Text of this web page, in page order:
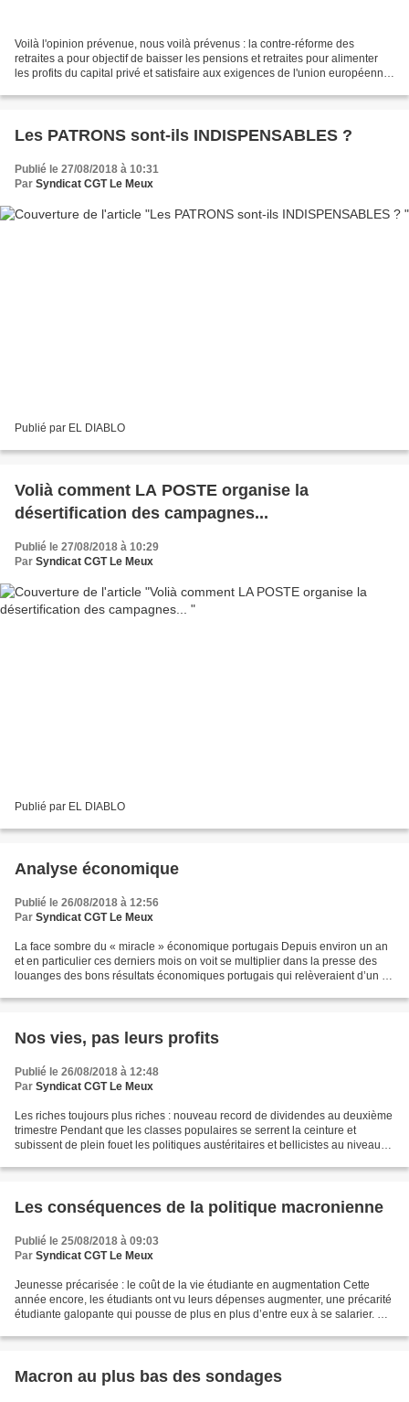
Voilà l'opinion prévenue, nous voilà prévenus : la contre-réforme des
retraites a pour objectif de baisser les pensions et retraites pour alimenter
les profits du capital privé et satisfaire aux exigences de l'union européenne
Les PATRONS sont-ils INDISPENSABLES ?
Publié le 27/08/2018 à 10:31
Par Syndicat CGT Le Meux
Publié par EL DIABLO
Volià comment LA POSTE organise la
désertification des campagnes...
Publié le 27/08/2018 à 10:29
Par Syndicat CGT Le Meux
Publié par EL DIABLO
Analyse économique
Publié le 26/08/2018 à 12:56
Par Syndicat CGT Le Meux
La face sombre du « miracle » économique portugais Depuis environ un an
et en particulier ces derniers mois on voit se multiplier dans la presse des
louanges des bons résultats économiques portugais qui relèveraient d’un «
Nos vies, pas leurs profits
Publié le 26/08/2018 à 12:48
Par Syndicat CGT Le Meux
Les riches toujours plus riches : nouveau record de dividendes au deuxième
trimestre Pendant que les classes populaires se serrent la ceinture et
subissent de plein fouet les politiques austéritaires et bellicistes au niveau
Les conséquences de la politique macronienne
Publié le 25/08/2018 à 09:03
Par Syndicat CGT Le Meux
Jeunesse précarisée : le coût de la vie étudiante en augmentation Cette
année encore, les étudiants ont vu leurs dépenses augmenter, une précarité
étudiante galopante qui pousse de plus en plus d’entre eux à se salarier. Ce
Macron au plus bas des sondages